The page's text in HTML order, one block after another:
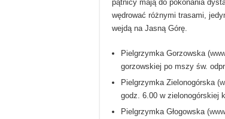
pątnicy mają do pokonania
wędrować różnymi trasami,
wejdą na Jasną Górę.
Pielgrzymka Gorzowska (
gorzowskiej po mszy św.
Pielgrzymka Zielonogórska (
godz. 6.00 w zielonogórskiej
Pielgrzymka Głogowska (